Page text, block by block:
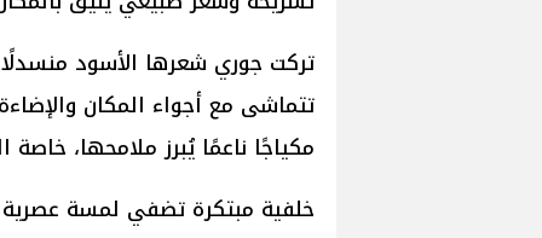
تركت جوري شعرها الأسود
تتماشى مع أجواء المكان
مكياجًا ناعمًا يُبرز ملامحها،
خلفية مبتكرة تضفي لمسة عصرية